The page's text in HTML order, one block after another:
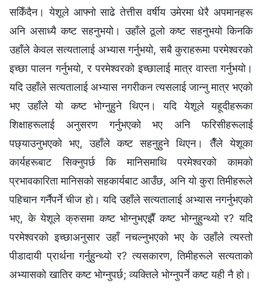
सकिँदैन। येशूले आफ्नो साढे तेत्तीस वर्षीय उमेरमा धेरै अपमानहरू
अनि असाध्यै कष्ट सहनुभयो। उहाँले ठूलो कष्ट सहनुभयो किनकि
उहाँले केवल सत्यतालाई अभ्यास गर्नुभयो, सबै कुराहरूमा परमेश्‍वरको
इच्छा पालन गर्नुभयो, र परमेश्‍वरको इच्छालाई मात्र वास्ता गर्नुभयो।
यदि उहाँले सत्यतालाई अभ्यास नगरीकन त्यसलाई जान्नु मात्र भएको
भए उहाँले यो कष्ट भोग्नुहुने थिएन। यदि येशूले यहूदीहरूका
शिक्षाहरूलाई अनुसरण गर्नुभएको भए अनि फरिसीहरूलाई
पछ्याउनुभएको भए, उहाँले कष्ट सहनुहुने थिएन। तैँले येशूका
कार्यहरूबाट सिक्नुपर्छ कि मानिसमाथि परमेश्‍वरको कामको
प्रभावकारिता मानिसको सहकार्यबाट आउँछ, अनि यो कुरा तिमीहरूले
पहिचान गर्नैपर्ने चीज हो। यदि उहाँले सत्यतालाई अभ्यास नगर्नुभएको
भए, के येशूले क्रुसमा कष्ट भोग्नुभएझैँ कष्ट भोग्नुहुन्थ्यो र? यदि
परमेश्‍वरको इच्छाअनुसार उहाँ नचल्नुभएको भए के उहाँले त्यस्तो
पीडादायी प्रार्थना गर्नुहुन्थ्यो र? त्यसकारण, तिमीहरूले सत्यताको
अभ्यासको खातिर कष्ट भोग्नुपर्छ; व्यक्तिले भोग्नुपर्ने कष्ट यही नै हो।